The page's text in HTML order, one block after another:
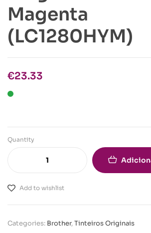
Magenta
(LC1280HYM)
€23.33
Quantity
Add to wishlist
Categories: Brother,Tinteiros Originais